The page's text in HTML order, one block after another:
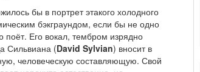
бы в портрет этакого холодного
бэкграундом, если бы не одно
поёт. Его вокал, тембром изрядно
Сильвиана (David Sylvian) вносит в
человеческую составляющую. Свой